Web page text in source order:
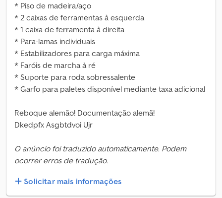
* Piso de madeira/aço
* 2 caixas de ferramentas à esquerda
* 1 caixa de ferramenta à direita
* Para-lamas individuais
* Estabilizadores para carga máxima
* Faróis de marcha à ré
* Suporte para roda sobressalente
* Garfo para paletes disponível mediante taxa adicional
Reboque alemão! Documentação alemã!
Dkedpfx Asgbtdvoi Ujr
O anúncio foi traduzido automaticamente. Podem
ocorrer erros de tradução.
Solicitar mais informações